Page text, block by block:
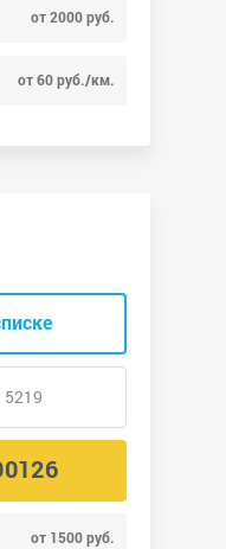
от 2000 руб.
от 60 руб./км.
от 1500 руб.